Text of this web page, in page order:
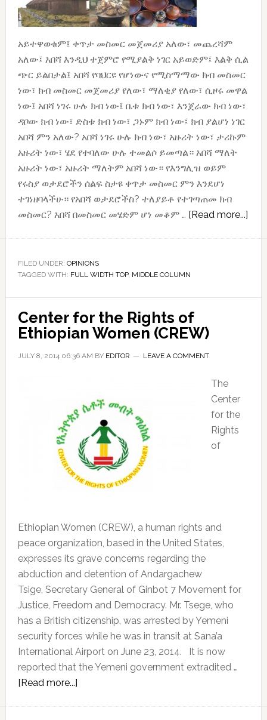
አይተዋወቁም፤ ቀጥታ መስመር መጀመሪያ አለው፣ መጨረሻም
አለው፤ አበሻ እንዲህ ተጀምሮ የሚያልቅ ነገር አይወድም፤ እልቅ ሲል
ጭር ይልበታል፤ አበሻ የባህርዩ የሆነውና የሚስማማው ክብ መስመር
ነው፣ ክብ መስመር መጀመሪያ የለው፣ ማለቂያ የለው፣ ሲዞሩ መዋል
ነው፤ አበሻ ነገሩ ሁሉ ክብ ነው፤ ቤቱ ክብ ነው፣ እንጀራው ክብ ነው፣
ዳቦው ክብ ነው፣ ድስቱ ክብ ነው፣ ጋኑም ክብ ነው፤ ክብ ያልሆነ ነገር
አበሻ ምን አለው? አበሻ ነገሩ ሁሉ ክብ ነው፣ አዙሪት ነው፣ ታሪኩም
አዙሪት ነው፣ ሄደ የተባለው ሁሉ ተመልሶ ይመጣል። አበሻ ማለት
አዙሪት ነው፣ አዙሪት ማለትም አበሻ ነው። የእንግሊዝ ወይም
የሩስያ ወታደሮችን ሰልፍ ስታዩ ቀጥታ መስመር ምን እንደሆነ
ተገነዘባላችሁ። የአበሻ ወታደሮችስ? ተለያይቶ የተገጣጠመ ክብ
መስመር? አበሻ በመስመር መሄድም ሆነ መቆም … [Read more...]
FILED UNDER: OPINIONS
TAGGED WITH: FULL WIDTH TOP, MIDDLE COLUMN
Center for the Rights of
Ethiopian Women (CREW)
JULY 8, 2014 06:36 AM BY EDITOR LEAVE A COMMENT
The
Center
for the
Rights
of
Ethiopian Women (CREW), a human rights and
peace organization, based in the United States,
expresses its grave concerns regarding the
abduction and detention of Andargachew
Tsige, Secretary General of Ginbot 7 Movement for
Justice, Freedom and Democracy. Mr. Tsege, who
has a British citizenship, was arrested by Yemeni
security forces while he was in transit at Sana’a
International Airport on June 23, 2014. It is now
reported that the Yemeni government extradited …
[Read more...]about